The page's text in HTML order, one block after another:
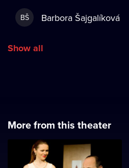
BŠ Barbora Šajgalíková
Show all
More from this theater